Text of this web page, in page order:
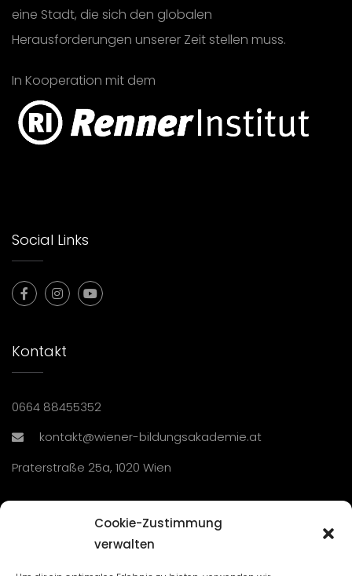
Cookie-Zustimmung
verwalten
eine Stadt, die sich den globalen
Herausforderungen unserer Zeit stellen muss.
In Kooperation mit dem
Social Links
Kontakt
0664 88455352
kontakt@wiener-bildungsakademie.at
Praterstraße 25a, 1020 Wien
Seminare und Veranstaltungen